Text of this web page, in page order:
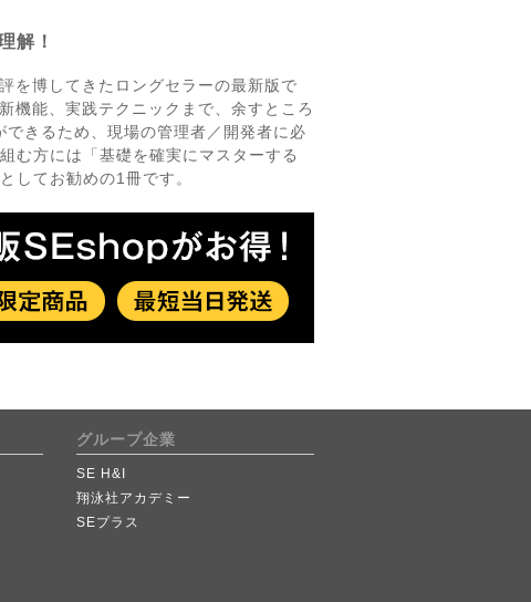
解！
を博してきたロングセラーの最新版で
機能、実践テクニックまで、余すところ
きるため、現場の管理者／開発者に必
む方には「基礎を確実にマスターする
してお勧めの1冊です。
グループ企業
SE H&I
翔泳社アカデミー
SEプラス